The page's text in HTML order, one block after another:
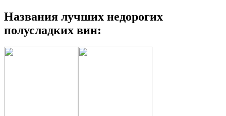
Названия лучших недорогих
полусладких вин: